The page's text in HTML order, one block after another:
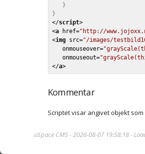
   }
</script>
<a href="http://
<img src="/images/
onmouseover=
onmouseout=
</a>
Kommentar
Scriptet visar angivet objekt
üSpace CMS - 2026-08-07 19:58:18 -